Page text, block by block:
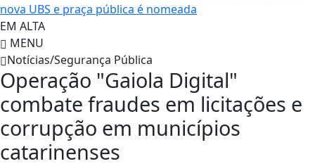
nova UBS e praça pública é nomeada
EM ALTA
MENU
Notícias/Segurança Pública
Operação "Gaiola Digital"
combate fraudes em licitações e
corrupção em municípios
catarinenses